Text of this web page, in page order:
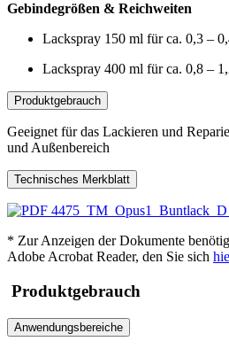
Gebindegrößen & Reichweiten
Lackspray 150 ml für ca. 0,3 –
Lackspray 400 ml für ca. 0,8 –
Produktgebrauch
Geeignet für das Lackieren und
und Außenbereich
Technisches Merkblatt
* Zur Anzeigen der Dokumente
Adobe Acrobat Reader, den Sie sich
Produktgebrauch
Anwendungsbereiche